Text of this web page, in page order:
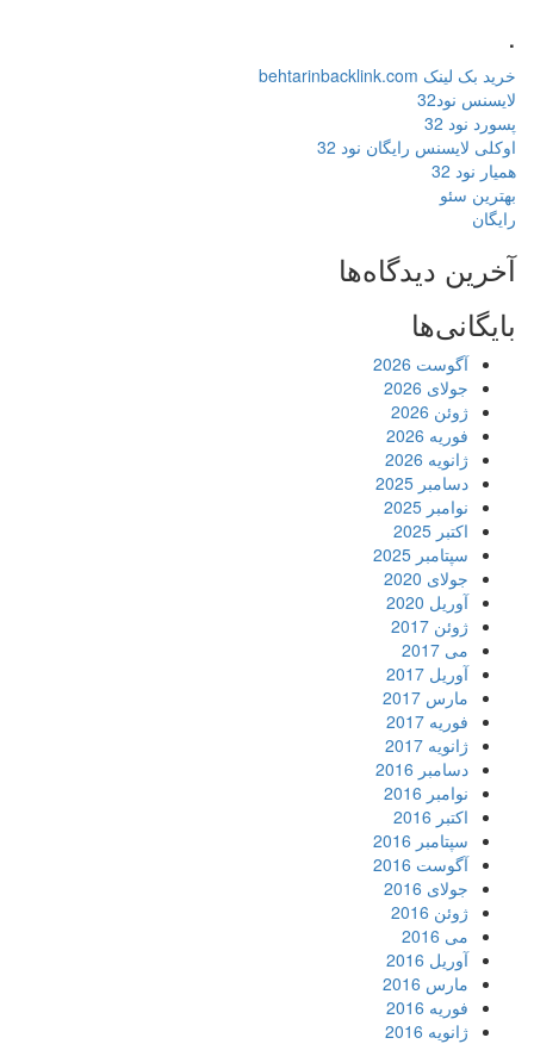
خرید بک لینک behtarinbacklink.com
لایسنس نود32
پسورد نود 32
اوکلی لایسنس رایگان نود 32
همیار نود 32
بهترین سئو
رایگان
آخرین دیدگاه‌ها
بایگانی‌ها
آگوست 2026
جولای 2026
ژوئن 2026
فوریه 2026
ژانویه 2026
دسامبر 2025
نوامبر 2025
اکتبر 2025
سپتامبر 2025
جولای 2020
آوریل 2020
ژوئن 2017
می 2017
آوریل 2017
مارس 2017
فوریه 2017
ژانویه 2017
دسامبر 2016
نوامبر 2016
اکتبر 2016
سپتامبر 2016
آگوست 2016
جولای 2016
ژوئن 2016
می 2016
آوریل 2016
مارس 2016
فوریه 2016
ژانویه 2016